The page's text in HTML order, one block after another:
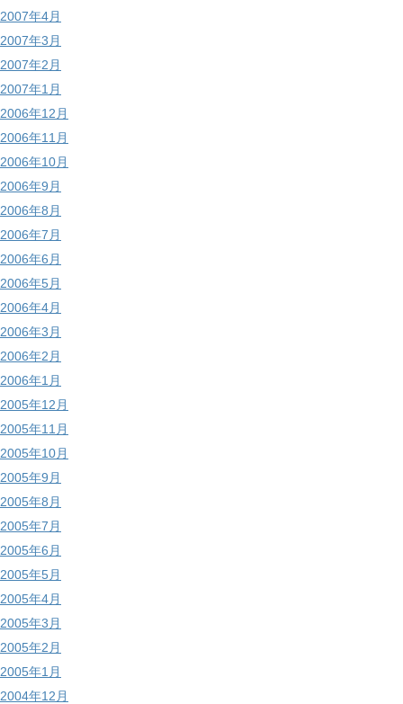
2007年4月
2007年3月
2007年2月
2007年1月
2006年12月
2006年11月
2006年10月
2006年9月
2006年8月
2006年7月
2006年6月
2006年5月
2006年4月
2006年3月
2006年2月
2006年1月
2005年12月
2005年11月
2005年10月
2005年9月
2005年8月
2005年7月
2005年6月
2005年5月
2005年4月
2005年3月
2005年2月
2005年1月
2004年12月